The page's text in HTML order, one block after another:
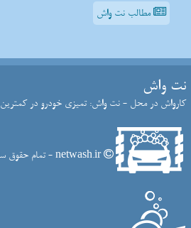
مطالب نت واش
نت واش
کارواش در محل - نت واش: تمیزی خودرو در
netwash.ir - تمام حقوق سایت نت واش محفوظ است